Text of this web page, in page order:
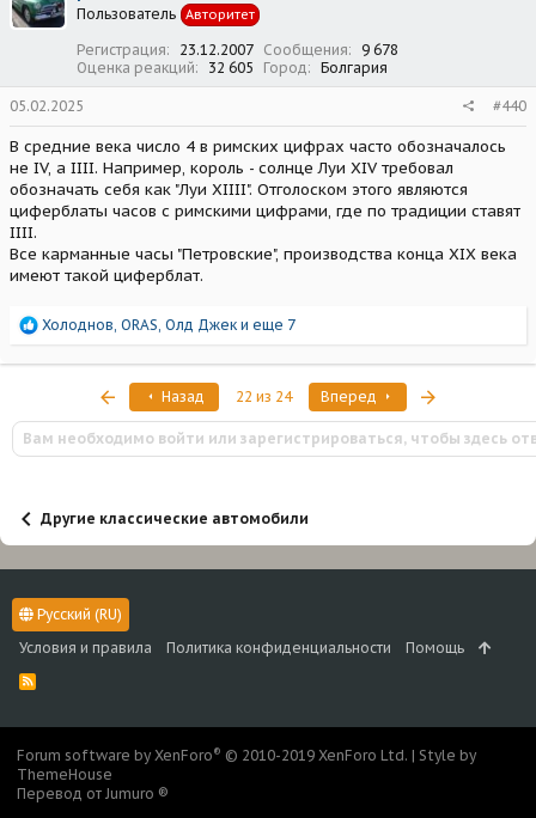
и
Пользователь Авторитет
Регистрация 23.12.2007 Сообщения
9 678
Оценка реакций
32 605 Город Болгария
05.02.2025 #440
В средние века число 4 в римских цифрах часто обозначалось
не IV, а IIII. Например, король - солнце Луи XIV требовал
обозначать себя как "Луи XIIII". Отголоском этого являются
циферблаты часов с римскими цифрами, где по традиции ставят
IIII.
Все карманные часы "Петровские", производства конца XIX века
имеют такой циферблат.
Р
а
и
и
:
Холоднов, ORAS, Олд Джек и еще 7
ПервыйНазад 22 из 24 Вперед
Вам необходимо войти или зарегистрироваться, чтобы здесь
Другие классические автомобили
Русский (RU)
Условия и правила
Политика конфиденциальности Помощь
R
Forum software by XenForo® © 2010-2019 XenForo Ltd. | Style by
ThemeHouse
Перевод от Jumuro ®